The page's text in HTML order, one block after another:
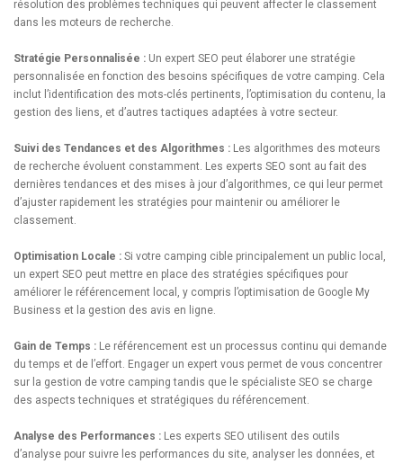
résolution des problèmes techniques qui peuvent affecter le classement
dans les moteurs de recherche.
Stratégie Personnalisée : Un expert SEO peut élaborer une stratégie
personnalisée en fonction des besoins spécifiques de votre camping. Cela
inclut l’identification des mots-clés pertinents, l’optimisation du contenu, la
gestion des liens, et d’autres tactiques adaptées à votre secteur.
Suivi des Tendances et des Algorithmes : Les algorithmes des moteurs
de recherche évoluent constamment. Les experts SEO sont au fait des
dernières tendances et des mises à jour d’algorithmes, ce qui leur permet
d’ajuster rapidement les stratégies pour maintenir ou améliorer le
classement.
Optimisation Locale : Si votre camping cible principalement un public local,
un expert SEO peut mettre en place des stratégies spécifiques pour
améliorer le référencement local, y compris l’optimisation de Google My
Business et la gestion des avis en ligne.
Gain de Temps : Le référencement est un processus continu qui demande
du temps et de l’effort. Engager un expert vous permet de vous concentrer
sur la gestion de votre camping tandis que le spécialiste SEO se charge
des aspects techniques et stratégiques du référencement.
Analyse des Performances : Les experts SEO utilisent des outils
d’analyse pour suivre les performances du site, analyser les données, et